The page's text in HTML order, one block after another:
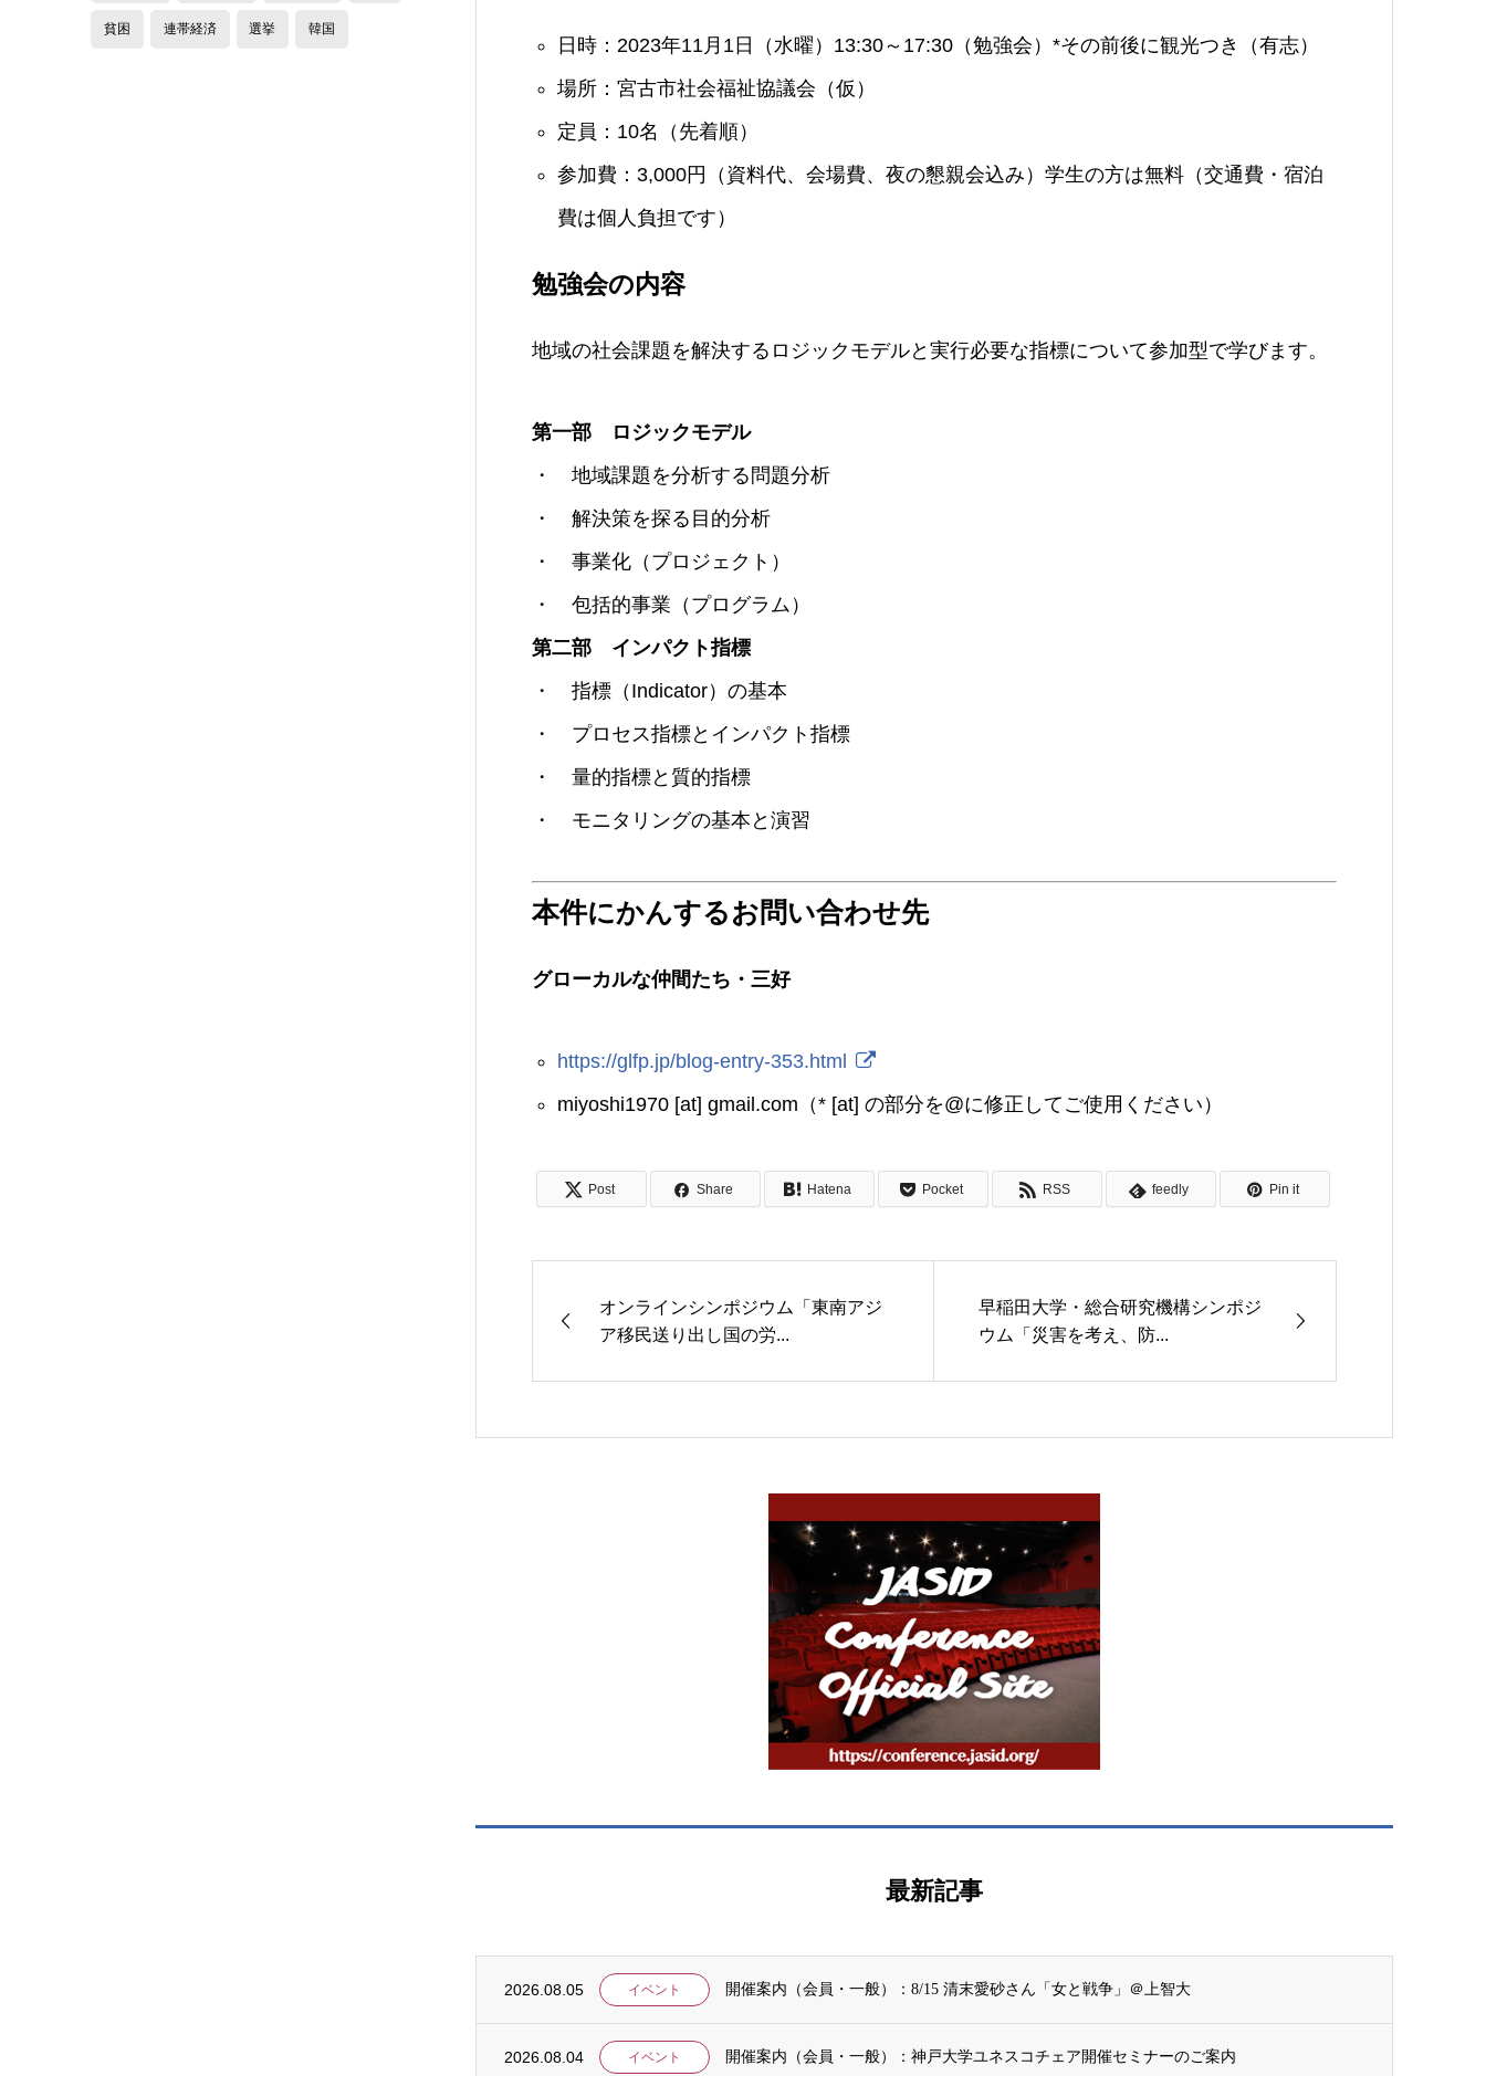
日時：2023年11月1日（水曜）13:30～17:30（勉強会）*その前後に観光つき（有志）
場所：宮古市社会福祉協議会（仮）
定員：10名（先着順）
参加費：3,000円（資料代、会場費、夜の懇親会込み）学生の方は無料（交通費・宿泊
費は個人負担です）
勉強会の内容
地域の社会課題を解決するロジックモデルと実行必要な指標について参加型で学びます。
第一部 ロジックモデル
・ 地域課題を分析する問題分析
・ 解決策を探る目的分析
・ 事業化（プロジェクト）
・ 包括的事業（プログラム）
第二部 インパクト指標
・ 指標（Indicator）の基本
・ プロセス指標とインパクト指標
・ 量的指標と質的指標
・ モニタリングの基本と演習
本件にかんするお問い合わせ先
グローカルな仲間たち・三好
https://glfp.jp/blog-entry-353.html
miyoshi1970 [at] gmail.com（* [at] の部分を@に修正してご使用ください）
Post Share Hatena Pocket RSS feedly Pin it
オンラインシンポジウム「東南アジ
ア移民送り出し国の労...
早稲田大学・総合研究機構シンポジ
ウム「災害を考え、防...
最新記事
2026.08.05 イベント 開催案内（会員・一般）：8/15 清末愛砂さん「女と戦争」＠上智大
2026.08.04 イベント 開催案内（会員・一般）：神戸大学ユネスコチェア開催セミナーのご案内
貧困 連帯経済 選挙 韓国